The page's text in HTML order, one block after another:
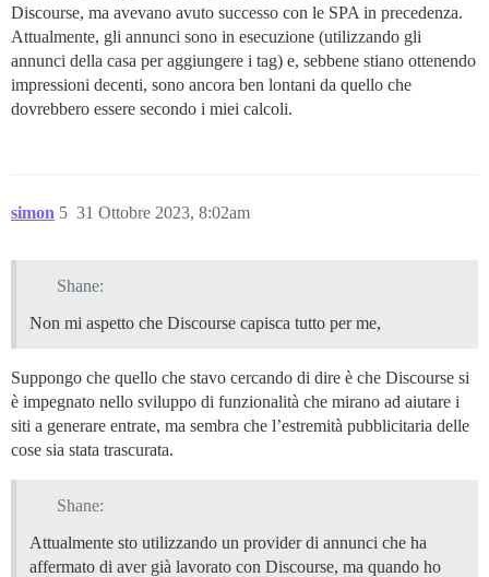
Discourse, ma avevano avuto successo con le SPA in precedenza.
Attualmente, gli annunci sono in esecuzione (utilizzando gli
annunci della casa per aggiungere i tag) e, sebbene stiano ottenendo
impressioni decenti, sono ancora ben lontani da quello che
dovrebbero essere secondo i miei calcoli.
simon 31 Ottobre 2023, 8:02am
5
Shane:
Non mi aspetto che Discourse capisca tutto per me,
Suppongo che quello che stavo cercando di dire è che Discourse si
è impegnato nello sviluppo di funzionalità che mirano ad aiutare i
siti a generare entrate, ma sembra che l’estremità pubblicitaria delle
cose sia stata trascurata.
Shane:
Attualmente sto utilizzando un provider di annunci che ha
affermato di aver già lavorato con Discourse, ma quando ho